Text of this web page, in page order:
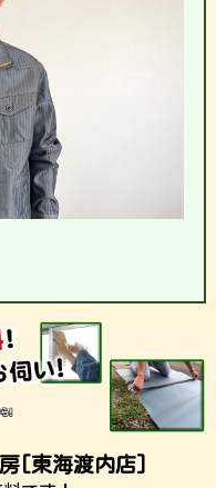
[東海渡内店]